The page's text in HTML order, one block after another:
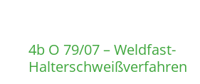
4b O 79/07 – Weldfast-
Halterschweißverfahren